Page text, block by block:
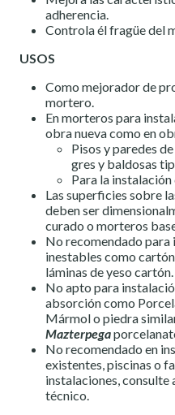
adherencia.
Controla él fragüe del
USOS
Como mejorador de
mortero.
En morteros para
obra nueva como en
Pisos y paredes
gres y baldosas
Para la
Las superficies sobre
deben ser
curado o morteros
No recomendado
inestables como
láminas de yeso cartón.
No apto para
absorción como
Mármol o piedra
Mazterpega
No recomendado en
existentes, piscinas o
instalaciones,
técnico.